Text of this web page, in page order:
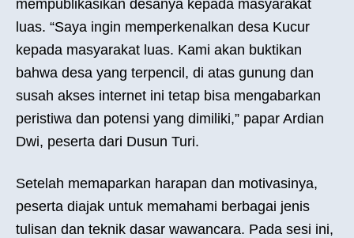
mempublikasikan desanya kepada masyarakat
luas. “Saya ingin memperkenalkan desa Kucur
kepada masyarakat luas. Kami akan buktikan
bahwa desa yang terpencil, di atas gunung dan
susah akses internet ini tetap bisa mengabarkan
peristiwa dan potensi yang dimiliki,” papar Ardian
Dwi, peserta dari Dusun Turi.
Setelah memaparkan harapan dan motivasinya,
peserta diajak untuk memahami berbagai jenis
tulisan dan teknik dasar wawancara. Pada sesi ini,